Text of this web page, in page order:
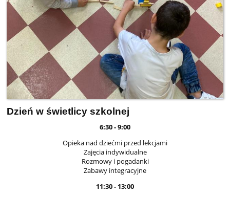
Dzień w świetlicy szkolnej
6:30 - 9:00
Opieka nad dziećmi przed lekcjami
Zajęcia indywidualne
Rozmowy i pogadanki
Zabawy integracyjne
11:30 - 13:00